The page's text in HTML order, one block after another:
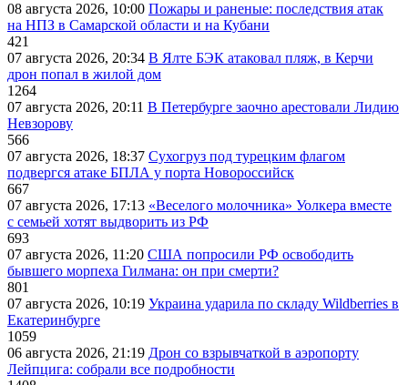
08 августа 2026, 10:00 Пожары и раненые: последствия атак
на НПЗ в Самарской области и на Кубани
421
07 августа 2026, 20:34 В Ялте БЭК атаковал пляж, в Керчи
дрон попал в жилой дом
1264
07 августа 2026, 20:11 В Петербурге заочно арестовали Лидию
Невзорову
566
07 августа 2026, 18:37 Сухогруз под турецким флагом
подвергся атаке БПЛА у порта Новороссийск
667
07 августа 2026, 17:13 «Веселого молочника» Уолкера вместе
с семьей хотят выдворить из РФ
693
07 августа 2026, 11:20 США попросили РФ освободить
бывшего морпеха Гилмана: он при смерти?
801
07 августа 2026, 10:19 Украина ударила по складу Wildberries в
Екатеринбурге
1059
06 августа 2026, 21:19 Дрон со взрывчаткой в аэропорту
Лейпцига: собрали все подробности